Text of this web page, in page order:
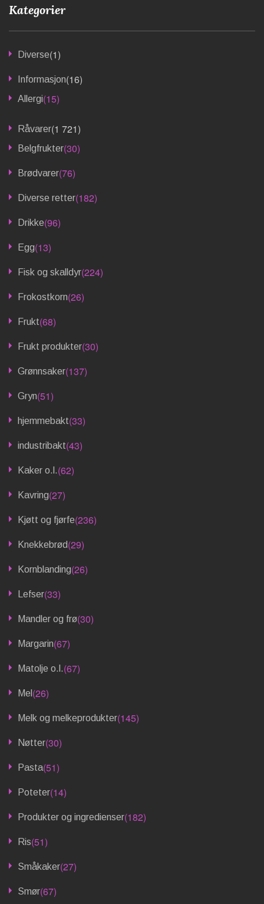
Kategorier
Diverse(1)
Informasjon(16)
Allergi(15)
Råvarer(1 721)
Belgfrukter(30)
Brødvarer(76)
Diverse retter(182)
Drikke(96)
Egg(13)
Fisk og skalldyr(224)
Frokostkorn(26)
Frukt(68)
Frukt produkter(30)
Grønnsaker(137)
Gryn(51)
hjemmebakt(33)
industribakt(43)
Kaker o.l.(62)
Kavring(27)
Kjøtt og fjørfe(236)
Knekkebrød(29)
Kornblanding(26)
Lefser(33)
Mandler og frø(30)
Margarin(67)
Matolje o.l.(67)
Mel (26)
Melk og melkeprodukter(145)
Nøtter(30)
Pasta(51)
Poteter(14)
Produkter og ingredienser(182)
Ris(51)
Småkaker(27)
Smør(67)